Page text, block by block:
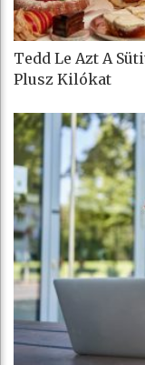
Tedd Le Azt A
Plusz Kilókat